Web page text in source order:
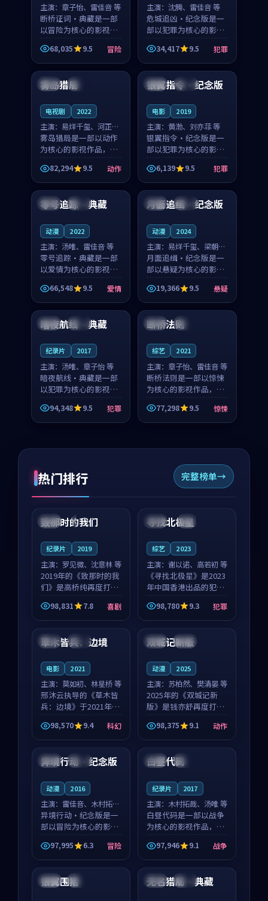
主演： 章子怡、雷佳音 等
断桥证词·典藏是一部
以冒险为核心的影视作
品，围绕危机、反转与
人物成长展开，整体节
奏紧凑，值得推荐观
看。
68,035 9.5 冒险
主演： 沈腾、雷佳音 等
危城追凶·纪念版是一
部以犯罪为核心的影视
作品，围绕危机、反转
与人物成长展开，整体
节奏紧凑，值得推荐观
看。
34,417 9.5 犯罪
日本 高分
雾岛猎局
电视剧 2022
主演： 易烊千玺、河正宇
等
雾岛猎局是一部以动作
为核心的影视作品，围
绕危机、反转与人物成
长展开，整体节奏紧
凑，值得推荐观看。
82,294 9.5 动作
韩国 热播
银翼指令·纪念版
电影 2019
主演： 黄渤、刘亦菲 等
银翼指令·纪念版是一
部以犯罪为核心的影视
作品，围绕危机、反转
与人物成长展开，整体
节奏紧凑，值得推荐观
看。
6,139 9.5 犯罪
中国 完结
零号追踪·典藏
动漫 2022
主演： 汤唯、雷佳音 等
零号追踪·典藏是一部
以爱情为核心的影视作
品，围绕危机、反转与
人物成长展开，整体节
奏紧凑，值得推荐观
看。
66,548 9.5 爱情
韩国 院线
月面追缉·纪念版
动漫 2024
主演： 易烊千玺、梁朝伟
等
月面追缉·纪念版是一
部以悬疑为核心的影视
作品，围绕危机、反转
与人物成长展开，整体
节奏紧凑，值得推荐观
看。
19,366 9.5 悬疑
中国 热播
暗夜航线·典藏
纪录片 2017
主演： 汤唯、章子怡 等
暗夜航线·典藏是一部
以犯罪为核心的影视作
品，围绕危机、反转与
人物成长展开，整体节
奏紧凑，值得推荐观
94,348 9.5 犯罪
日本 杜比
断桥法则
综艺 2021
主演： 章子怡、雷佳音 等
断桥法则是一部以惊悚
为核心的影视作品，围
绕危机、反转与人物成
长展开，整体节奏紧
凑，值得推荐观看。
77,298 9.5 惊悚
热门排行 完整榜单
中国 4K
99:22
致那时的我们
纪录片 2019
主演： 罗见微、沈意林 等
2019年的《致那时的我
们》是高桥纯再度打磨
的喜剧佳作。中国大陆
的取景与都市寓言的氛
围相互成就，罗见微与
沈意林的对手戏自然克
制，让整部影片在悬
98,831 7.8 喜剧
中国 4K
99:18
寻找北极星
综艺 2023
主演： 谢以诺、高若初 等
《寻找北极星》是2023
年中国香港出品的犯罪
新作，主创团队希望用
公路冒险的故事让观众
停下来想一想。谢以诺
领衔，高若初担任重要
角色，戚南柯的叙事
98,780 9.3 犯罪
泰国 独播
草木皆兵：边境
电影 2021
主演： 莫如初、林星桥 等
邢沐云执导的《草木皆
兵：边境》于2021年面
世，泰国的城市气质与
校园青春的人物心境共
同构筑了影片基调。莫
如初、林星桥用细腻的
表演撑起整部科幻电
98,570 9.4 科幻
中国 独播
双城记新版
动漫 2025
主演： 苏柏然、樊清晏 等
2025年的《双城记新
版》是钱亦舒再度打磨
的动作佳作。中国大陆
的取景与沙漠探险的氛
围相互成就，苏柏然与
樊清晏的对手戏自然克
制，让整部影片在悬念
98,375 9.1 动作
韩国 杜比
异境行动·纪念版
动漫 2016
主演： 雷佳音、木村拓哉
等
异境行动·纪念版是一
部以冒险为核心的影视
作品，围绕危机、反转
与人物成长展开，整体
节奏紧凑，值得推荐观
看。
97,995 6.3 冒险
美国 独播
白昼代码
纪录片 2017
主演： 木村拓哉、汤唯 等
白昼代码是一部以战争
为核心的影视作品，围
绕危机、反转与人物成
长展开，整体节奏紧
凑，值得推荐观看。
97,946 9.1 战争
泰国 独播
银翼围猎 中国 热播
无名猎局·典藏